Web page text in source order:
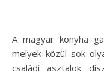
A magyar konyha gazdag ízekben és hagyományokban,
melyek közül sok
családi asztalok